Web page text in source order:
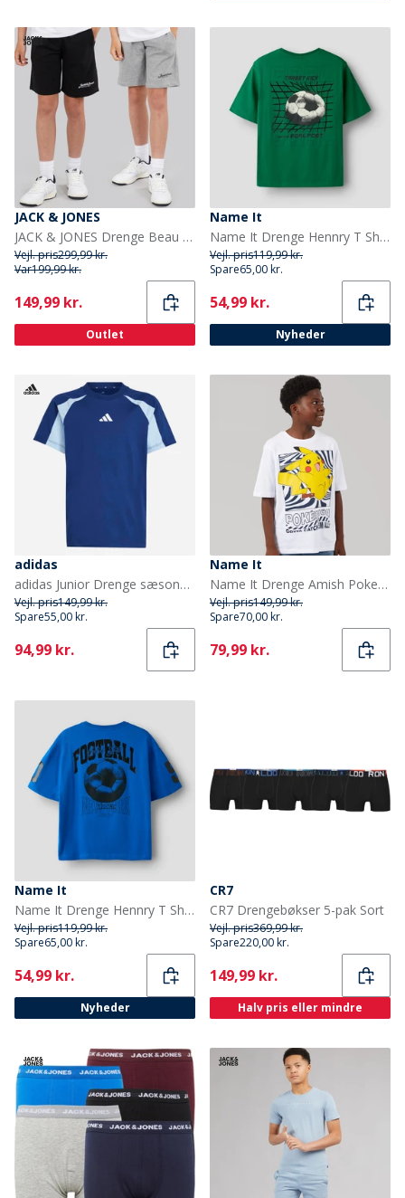
JACK & JONES
JACK & JONES Drenge Beau To Pak Shorts Sort
Vejl. pris299,99 kr.
Var199,99 kr.
Current
149,99 kr.
Outlet
Name It
Name It Drenge Hennry T Shirt Bosphorus
Vejl. pris119,99 kr.
Spare65,00 kr.
Current
54,99 kr.
Nyheder
adidas
adidas Junior Drenge sæsonens basale tøj farveblok t shirt Dark Blue/Glow Blue/Hvid
Vejl. pris149,99 kr.
Spare55,00 kr.
Current
94,99 kr.
Name It
Name It Drenge Amish Pokemon T Shirt Bright White
Vejl. pris149,99 kr.
Spare70,00 kr.
Current
79,99 kr.
Name It
Name It Drenge Hennry T Shirt Deep Ultramarine
Vejl. pris119,99 kr.
Spare65,00 kr.
Current
54,99 kr.
Nyheder
CR7
CR7 Drengebøkser 5-pak Sort
Vejl. pris369,99 kr.
Spare220,00 kr.
Current
149,99 kr.
Halv pris eller mindre